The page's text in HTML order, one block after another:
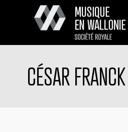
CÉSAR FRANCK